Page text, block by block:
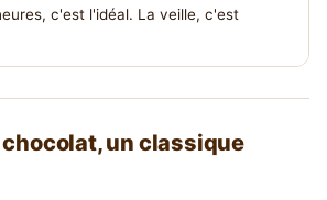
c'est l'idéal. La veille, c'est
chocolat, un classique